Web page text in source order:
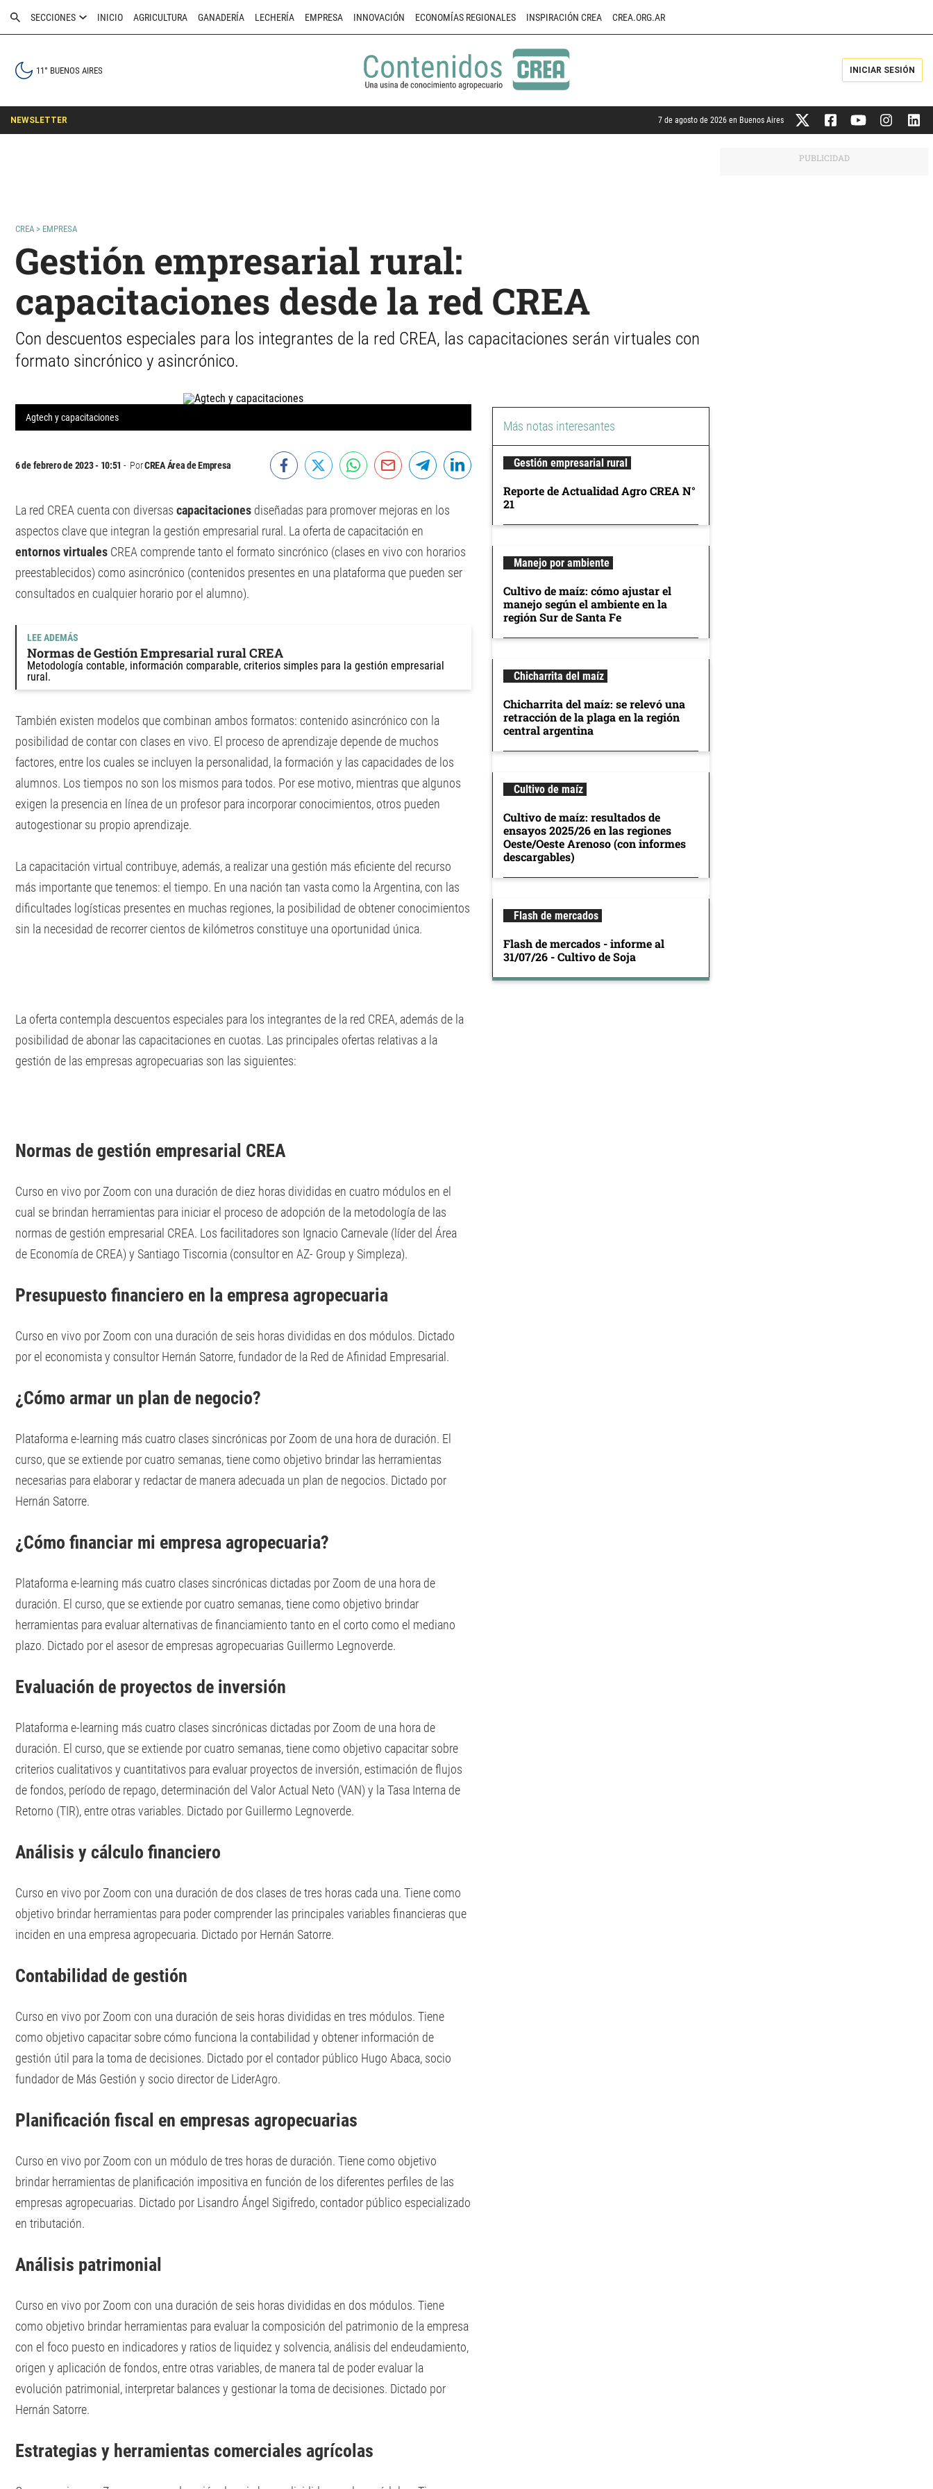
SECCIONES INICIO AGRICULTURA GANADERÍA LECHERÍA EMPRESA INNOVACIÓN ECONOMÍAS REGIONALES INSPIRACIÓN CREA CREA.ORG.AR
11° BUENOS AIRES INICIAR SESIÓN
NEWSLETTER 7 de agosto de 2026 en Buenos Aires
CREA > EMPRESA
Gestión empresarial rural:
capacitaciones desde la red CREA
Con descuentos especiales para los integrantes de la red CREA, las capacitaciones serán virtuales con
formato sincrónico y asincrónico.
Agtech y capacitaciones
6 de febrero de 2023 - 10:51 PorCREA Área de Empresa
La red CREA cuenta con diversas capacitaciones diseñadas para promover mejoras en los
aspectos clave que integran la gestión empresarial rural. La oferta de capacitación en
entornos virtuales CREA comprende tanto el formato sincrónico (clases en vivo con horarios
preestablecidos) como asincrónico (contenidos presentes en una plataforma que pueden ser
consultados en cualquier horario por el alumno).
LEE ADEMÁS
Normas de Gestión Empresarial rural CREA
Metodología contable, información comparable, criterios simples para la gestión empresarial
rural.
También existen modelos que combinan ambos formatos: contenido asincrónico con la
posibilidad de contar con clases en vivo. El proceso de aprendizaje depende de muchos
factores, entre los cuales se incluyen la personalidad, la formación y las capacidades de los
alumnos. Los tiempos no son los mismos para todos. Por ese motivo, mientras que algunos
exigen la presencia en línea de un profesor para incorporar conocimientos, otros pueden
autogestionar su propio aprendizaje.
La capacitación virtual contribuye, además, a realizar una gestión más eficiente del recurso
más importante que tenemos: el tiempo. En una nación tan vasta como la Argentina, con las
dificultades logísticas presentes en muchas regiones, la posibilidad de obtener conocimientos
sin la necesidad de recorrer cientos de kilómetros constituye una oportunidad única.
La oferta contempla descuentos especiales para los integrantes de la red CREA, además de la
posibilidad de abonar las capacitaciones en cuotas. Las principales ofertas relativas a la
gestión de las empresas agropecuarias son las siguientes:
Normas de gestión empresarial CREA
Curso en vivo por Zoom con una duración de diez horas divididas en cuatro módulos en el
cual se brindan herramientas para iniciar el proceso de adopción de la metodología de las
normas de gestión empresarial CREA. Los facilitadores son Ignacio Carnevale (líder del Área
de Economía de CREA) y Santiago Tiscornia (consultor en AZ- Group y Simpleza).
Presupuesto financiero en la empresa agropecuaria
Curso en vivo por Zoom con una duración de seis horas divididas en dos módulos. Dictado
por el economista y consultor Hernán Satorre, fundador de la Red de Afinidad Empresarial.
¿Cómo armar un plan de negocio?
Plataforma e-learning más cuatro clases sincrónicas por Zoom de una hora de duración. El
curso, que se extiende por cuatro semanas, tiene como objetivo brindar las herramientas
necesarias para elaborar y redactar de manera adecuada un plan de negocios. Dictado por
Hernán Satorre.
¿Cómo financiar mi empresa agropecuaria?
Plataforma e-learning más cuatro clases sincrónicas dictadas por Zoom de una hora de
duración. El curso, que se extiende por cuatro semanas, tiene como objetivo brindar
herramientas para evaluar alternativas de financiamiento tanto en el corto como el mediano
plazo. Dictado por el asesor de empresas agropecuarias Guillermo Legnoverde.
Evaluación de proyectos de inversión
Plataforma e-learning más cuatro clases sincrónicas dictadas por Zoom de una hora de
duración. El curso, que se extiende por cuatro semanas, tiene como objetivo capacitar sobre
criterios cualitativos y cuantitativos para evaluar proyectos de inversión, estimación de flujos
de fondos, período de repago, determinación del Valor Actual Neto (VAN) y la Tasa Interna de
Retorno (TIR), entre otras variables. Dictado por Guillermo Legnoverde.
Análisis y cálculo financiero
Curso en vivo por Zoom con una duración de dos clases de tres horas cada una. Tiene como
objetivo brindar herramientas para poder comprender las principales variables financieras que
inciden en una empresa agropecuaria. Dictado por Hernán Satorre.
Contabilidad de gestión
Curso en vivo por Zoom con una duración de seis horas divididas en tres módulos. Tiene
como objetivo capacitar sobre cómo funciona la contabilidad y obtener información de
gestión útil para la toma de decisiones. Dictado por el contador público Hugo Abaca, socio
fundador de Más Gestión y socio director de LiderAgro.
Planificación fiscal en empresas agropecuarias
Curso en vivo por Zoom con un módulo de tres horas de duración. Tiene como objetivo
brindar herramientas de planificación impositiva en función de los diferentes perfiles de las
empresas agropecuarias. Dictado por Lisandro Ángel Sigifredo, contador público especializado
en tributación.
Análisis patrimonial
Curso en vivo por Zoom con una duración de seis horas divididas en dos módulos. Tiene
como objetivo brindar herramientas para evaluar la composición del patrimonio de la empresa
con el foco puesto en indicadores y ratios de liquidez y solvencia, análisis del endeudamiento,
origen y aplicación de fondos, entre otras variables, de manera tal de poder evaluar la
evolución patrimonial, interpretar balances y gestionar la toma de decisiones. Dictado por
Hernán Satorre.
Estrategias y herramientas comerciales agrícolas
Más notas interesantes
Gestión empresarial rural
Reporte de Actualidad Agro CREA N°
21
Manejo por ambiente
Cultivo de maíz: cómo ajustar el
manejo según el ambiente en la
región Sur de Santa Fe
Chicharrita del maíz
Chicharrita del maíz: se relevó una
retracción de la plaga en la región
central argentina
Cultivo de maíz
Cultivo de maíz: resultados de
ensayos 2025/26 en las regiones
Oeste/Oeste Arenoso (con informes
descargables)
Flash de mercados
Flash de mercados - informe al
31/07/26 - Cultivo de Soja